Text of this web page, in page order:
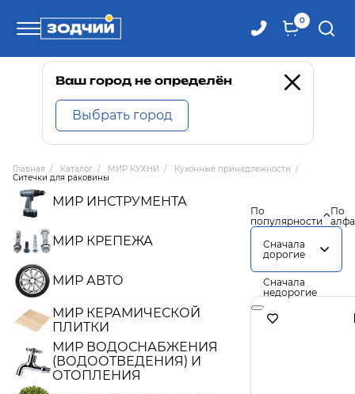
0
Телефоны
8 800 100-71-71
8 (4242) 30-00-27
8 (4242) 30-00-72
Ваш город не определён
Выбрать город
Главная / Каталог / МИР КУХНИ / Кухонные принадлежности /
Ситечки для раковины
МИР ИНСТРУМЕНТА
МИР КРЕПЕЖА
МИР АВТО
МИР КЕРАМИЧЕСКОЙ
ПЛИТКИ
МИР ВОДОСНАБЖЕНИЯ
(ВОДООТВЕДЕНИЯ) И
ОТОПЛЕНИЯ
По
популярности
По
Сначала
дорогие
Сначала
недорогие